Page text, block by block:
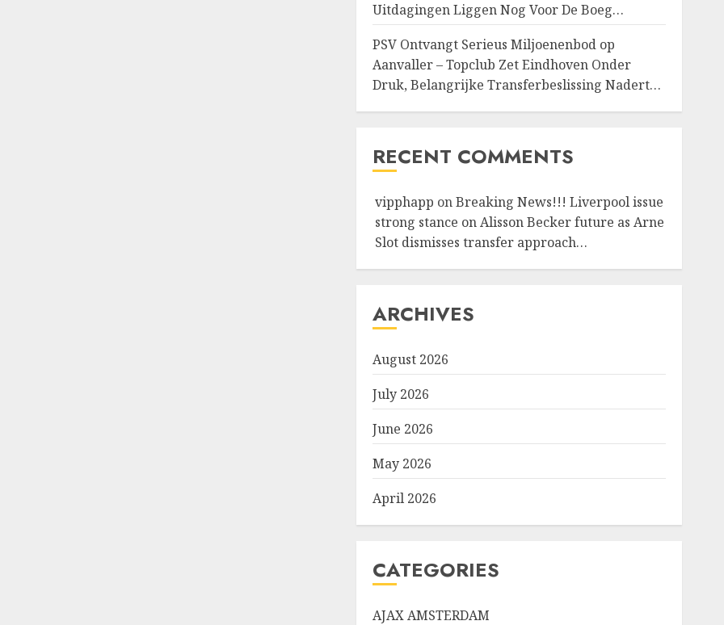
Uitdagingen Liggen Nog Voor De Boeg…
PSV Ontvangt Serieus Miljoenenbod op
Aanvaller – Topclub Zet Eindhoven Onder
Druk, Belangrijke Transferbeslissing Nadert…
RECENT COMMENTS
vipphapp onBreaking News!!! Liverpool issue
strong stance on Alisson Becker future as Arne
Slot dismisses transfer approach…
ARCHIVES
August 2026
July 2026
June 2026
May 2026
April 2026
CATEGORIES
AJAX AMSTERDAM